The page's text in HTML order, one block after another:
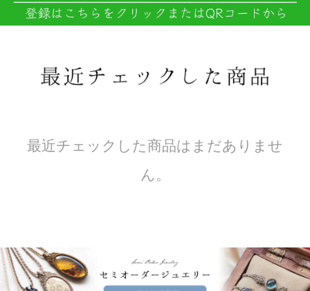
最近チェックした商品はまだありませ
ん。